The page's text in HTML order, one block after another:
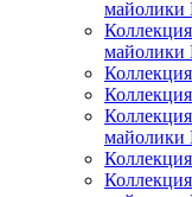
майолики
майолики
майолики